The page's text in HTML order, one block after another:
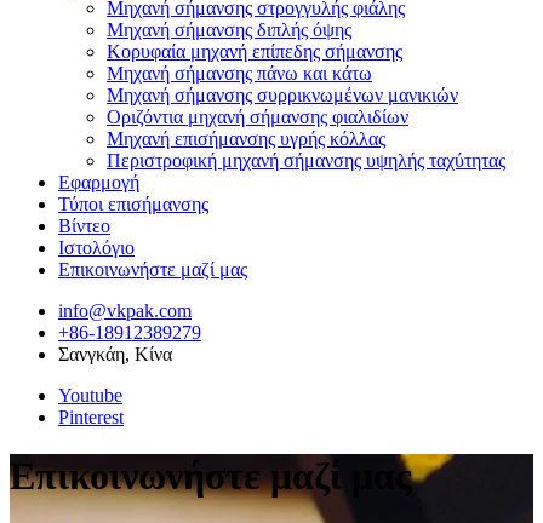
Μηχανή σήμανσης στρογγυλής φιάλης
Μηχανή σήμανσης διπλής όψης
Κορυφαία μηχανή επίπεδης σήμανσης
Μηχανή σήμανσης πάνω και κάτω
Μηχανή σήμανσης συρρικνωμένων μανικιών
Οριζόντια μηχανή σήμανσης φιαλιδίων
Μηχανή επισήμανσης υγρής κόλλας
Περιστροφική μηχανή σήμανσης υψηλής ταχύτητας
Εφαρμογή
Τύποι επισήμανσης
Βίντεο
Ιστολόγιο
Επικοινωνήστε μαζί μας
info@vkpak.com
+86-18912389279
Σανγκάη, Κίνα
Youtube
Pinterest
Επικοινωνήστε μαζί μας